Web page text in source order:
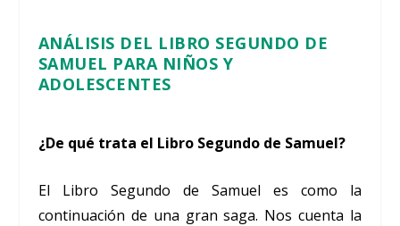
ANÁLISIS DEL LIBRO SEGUNDO DE
SAMUEL PARA NIÑOS Y
ADOLESCENTES
¿De qué trata el Libro Segundo de Samuel?
El Libro Segundo de Samuel es como la
continuación de una gran saga. Nos cuenta la